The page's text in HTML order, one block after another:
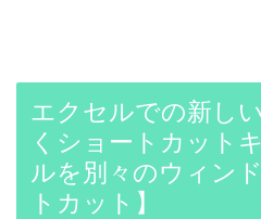
エクセルでの新し
くショートカット
ルを別々のウィン
トカット】